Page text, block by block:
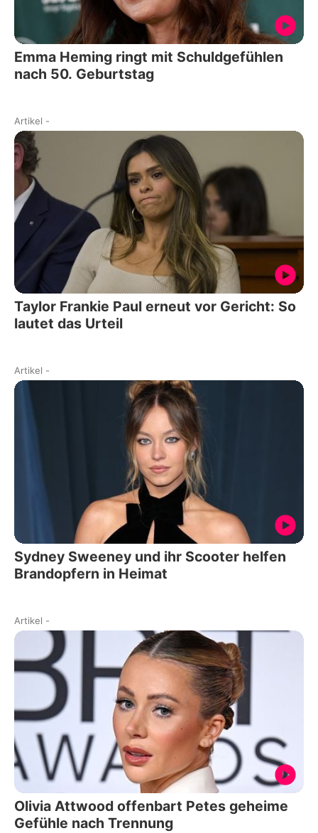
Emma Heming ringt mit Schuldgefühlen
nach 50. Geburtstag
Artikel -
Taylor Frankie Paul erneut vor Gericht: So
lautet das Urteil
Artikel -
Sydney Sweeney und ihr Scooter helfen
Brandopfern in Heimat
Artikel -
Olivia Attwood offenbart Petes geheime
Gefühle nach Trennung